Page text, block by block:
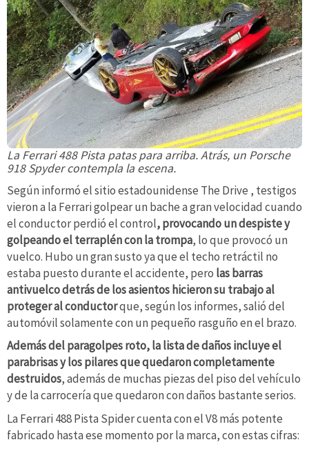
La Ferrari 488 Pista patas para arriba. Atrás, un Porsche
918 Spyder contempla la escena.
Según informó el sitio estadounidense The Drive , testigos
vieron a la Ferrari golpear un bache a gran velocidad cuando
el conductor perdió el control, provocando un despiste y
golpeando el terraplén con la trompa, lo que provocó un
vuelco. Hubo un gran susto ya que el techo retráctil no
estaba puesto durante el accidente, pero las barras
antivuelco detrás de los asientos hicieron su trabajo al
proteger al conductorque, según los informes, salió del
automóvil solamente con un pequeño rasguño en el brazo.
Además del paragolpes roto, la lista de daños incluye el
parabrisas y los pilares que quedaron completamente
destruidos, además de muchas piezas del piso del vehículo
y de la carrocería que quedaron con daños bastante serios.
La Ferrari 488 Pista Spider cuenta con el V8 más potente
fabricado hasta ese momento por la marca, con estas cifras: